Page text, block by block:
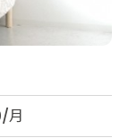
月